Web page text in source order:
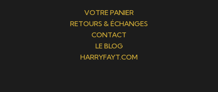
VOTRE PANIER
RETOURS & ÉCHANGES
CONTACT
LE BLOG
HARRYFAYT.COM